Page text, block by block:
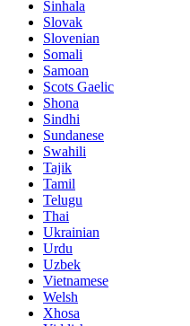
Sinhala
Slovak
Slovenian
Somali
Samoan
Scots Gaelic
Shona
Sindhi
Sundanese
Swahili
Tajik
Tamil
Telugu
Thai
Ukrainian
Urdu
Uzbek
Vietnamese
Welsh
Xhosa